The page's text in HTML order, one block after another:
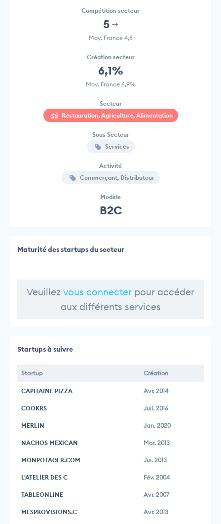
Compétition secteur
5
Moy. France 4,8
Création secteur
6,1%
Moy. France 6,9%
Secteur
Restauration, Agriculture, Alimentation
Sous Secteur
Services
Activité
Commerçant, Distributeur
Modèle
B2C
Maturité des startups du secteur
Veuillez vous connecter pour accéder
aux différents services
Startups à suivre
Startup Création
CAPITAINE PIZZA Avr. 2014
COOKRS Juil. 2016
MERLIN Jan. 2020
NACHOS MEXICAN Mar. 2013
MONPOTAGER.COM Jui. 2013
L'ATELIER DES C Fév. 2004
TABLEONLINE Avr. 2007
MESPROVISIONS.C Avr. 2013